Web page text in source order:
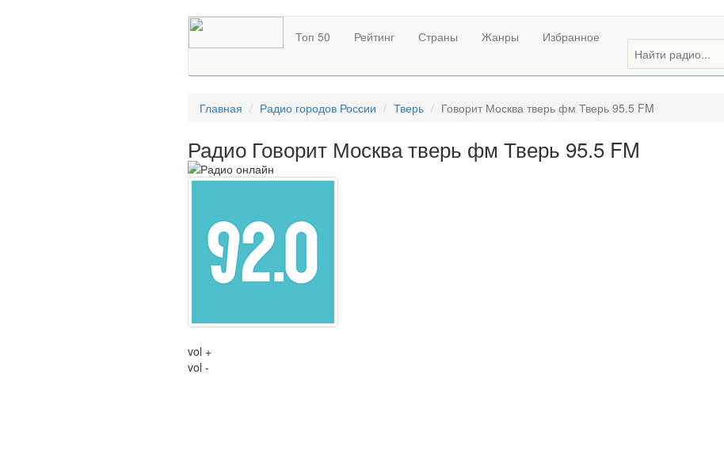
Топ 50 Рейтинг Страны Жанры Избранное
Главная Радио городов России Тверь Говорит Москва тверь фм Тверь 95.5 FM
Радио Говорит Москва тверь фм Тверь 95.5 FM
vol +
vol -